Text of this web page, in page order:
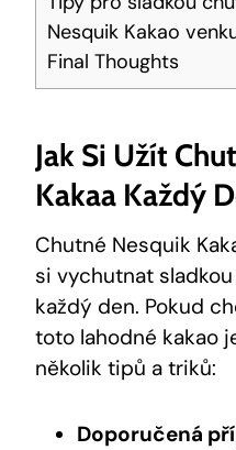
Nesquik Kakao
Final Thoughts
Jak Si Užít
Kakaa Každý
Chutné Nesquik
si vychutnat
každý den. Pokud
toto lahodné kakao
několik tipů a triků:
Doporučená